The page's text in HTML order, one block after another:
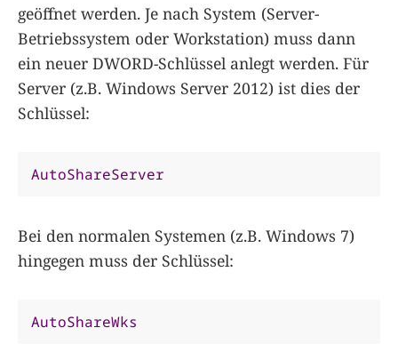
geöffnet werden. Je nach System (Server-
Betriebssystem oder Workstation) muss dann
ein neuer DWORD-Schlüssel anlegt werden. Für
Server (z.B. Windows Server 2012) ist dies der
Schlüssel:
AutoShareServer
Bei den normalen Systemen (z.B. Windows 7)
hingegen muss der Schlüssel:
AutoShareWks